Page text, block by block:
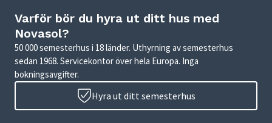
Varför bör du hyra ut ditt hus med
Novasol?
50 000 semesterhus i 18 länder. Uthyrning av semesterhus
sedan 1968. Servicekontor över hela Europa. Inga
bokningsavgifter.
Hyra ut ditt semesterhus